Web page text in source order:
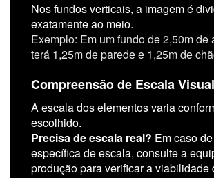
Nos fundos verticais, a imagem é
exatamente ao meio.
Exemplo: Em um fundo de 2,50m de
terá 1,25m de parede e 1,25m de
Compreensão de Escala Visual
A escala dos elementos varia
escolhido.
Precisa de escala real? Em caso
específica de escala, consulte a
produção para verificar a viabilidade